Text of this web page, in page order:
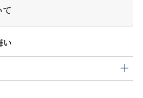
い